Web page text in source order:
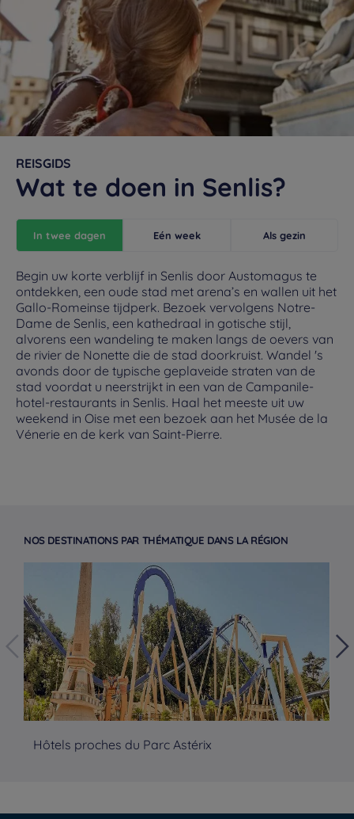
REISGIDS
Wat te doen in Senlis?
In twee dagen Eén week Als gezin
Begin uw korte verblijf in Senlis door Austomagus te
ontdekken, een oude stad met arena’s en wallen uit het
Gallo-Romeinse tijdperk. Bezoek vervolgens Notre-
Dame de Senlis, een kathedraal in gotische stijl,
alvorens een wandeling te maken langs de oevers van
de rivier de Nonette die de stad doorkruist. Wandel 's
avonds door de typische geplaveide straten van de
stad voordat u neerstrijkt in een van de Campanile-
hotel-restaurants in Senlis. Haal het meeste uit uw
weekend in Oise met een bezoek aan het Musée de la
Vénerie en de kerk van Saint-Pierre.
NOS DESTINATIONS PAR THÉMATIQUE DANS LA RÉGION
Hôtels proches du Parc Astérix
Hotels in Amsterdam